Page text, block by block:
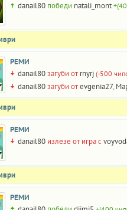
danail80 победи natali_mont
РЕМИ
danail80загуби от rnyrj (-500
danail80загуби отevgenia27,
РЕМИ
danail80 излезе от игра с
РЕМИ